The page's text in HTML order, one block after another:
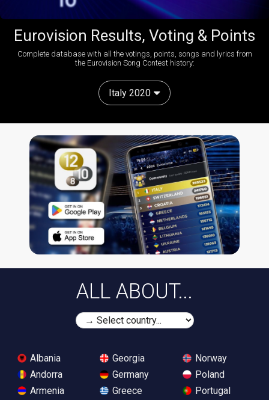
Eurovision Results, Voting & Points
Complete database with all the votings, points, songs and lyrics from
the Eurovision Song Contest history:
Italy 2020
ALL ABOUT...
Albania
Andorra
Armenia
Georgia
Germany
Greece
Norway
Poland
Portugal